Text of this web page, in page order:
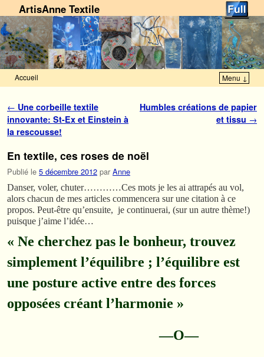
ArtisAnne Textile
Accueil Menu ↓
Navigation des articles
← Une corbeille textile
innovante: St-Ex et Einstein à
la rescousse!
Humbles créations de papier
et tissu →
En textile, ces roses de noël
Publié le 5 décembre 2012 par Anne
Danser, voler, chuter…………Ces mots je les ai attrapés au vol,
alors chacun de mes articles commencera sur une citation à ce
propos. Peut-être qu’ensuite, je continuerai, (sur un autre thème!)
puisque j’aime l’idée…
« Ne cherchez pas le bonheur, trouvez
simplement l’équilibre ; l’équilibre est
une posture active entre des forces
opposées créant l’harmonie »
—O—